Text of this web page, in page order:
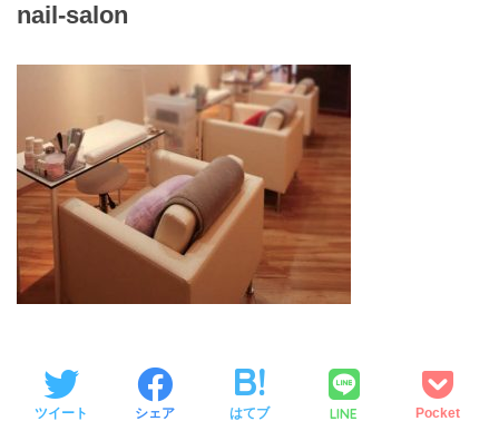
nail-salon
ツイート シェア はてブ LINE Pocket